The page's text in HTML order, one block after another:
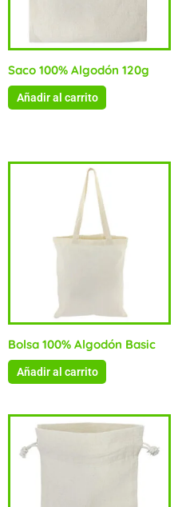
Saco 100% Algodón 120g
Añadir al carrito
Bolsa 100% Algodón Basic
Añadir al carrito